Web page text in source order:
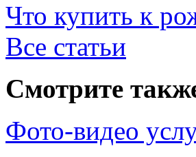
Что купить к
Все статьи
Смотрите
Фото-видео